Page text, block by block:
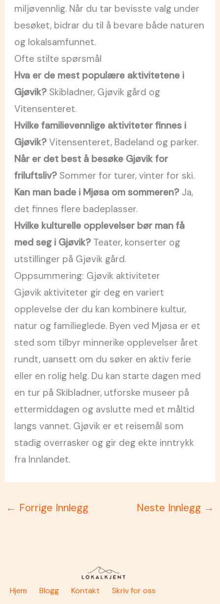
miljøvennlig. Når du tar bevisste valg under
besøket, bidrar du til å bevare både naturen
og lokalsamfunnet.
Ofte stilte spørsmål
Hva er de mest populære aktivitetene i
Gjøvik? Skibladner, Gjøvik gård og
Vitensenteret.
Hvilke familievennlige aktiviteter finnes i
Gjøvik? Vitensenteret, Badeland og parker.
Når er det best å besøke Gjøvik for
friluftsliv? Sommer for turer, vinter for ski.
Kan man bade i Mjøsa om sommeren? Ja,
det finnes flere badeplasser.
Hvilke kulturelle opplevelser bør man få
med seg i Gjøvik? Teater, konserter og
utstillinger på Gjøvik gård.
Oppsummering: Gjøvik aktiviteter
Gjøvik aktiviteter gir deg en variert
opplevelse der du kan kombinere kultur,
natur og familieglede. Byen ved Mjøsa er et
sted som tilbyr minnerike opplevelser året
rundt, uansett om du søker en aktiv ferie
eller en rolig helg. Du kan starte dagen med
en tur på Skibladner, utforske museer på
ettermiddagen og avslutte med et måltid
langs vannet. Gjøvik er et reisemål som
stadig overrasker og gir deg ekte inntrykk
fra Innlandet.
← Forrige Innlegg Neste Innlegg →
Hjem Blogg Kontakt Skriv for oss